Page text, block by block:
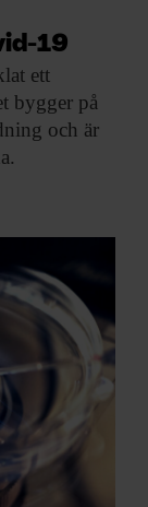
19
ett
bygger på
och är